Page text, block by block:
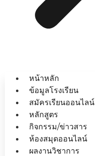
หน้าหลัก
ข้อมูลโรงเรียน
สมัครเรียนออนไลน์
หลักสูตร
กิจกรรม/ข่าวสาร
ห้องสมุดออนไลน์
ผลงานวิชาการ